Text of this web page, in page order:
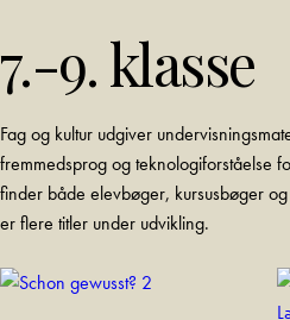
7.-9. klasse
Fag og kultur udgiver
fremmedsprog og teknologiforståelse
finder både elevbøger, kursusbøger
er flere titler under udvikling.